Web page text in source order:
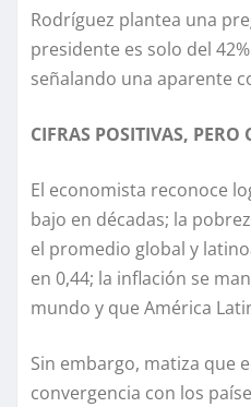
Rodríguez plantea una
presidente es solo del
señalando una aparente
CIFRAS POSITIVAS, PERO
El economista reconoce
bajo en décadas; la
el promedio global y
en 0,44; la inflación se
mundo y que América
Sin embargo, matiza que
convergencia con los